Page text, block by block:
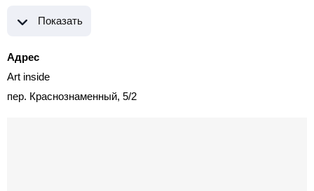
Показать
Адрес
Art inside
пер. Краснознаменный, 5/2